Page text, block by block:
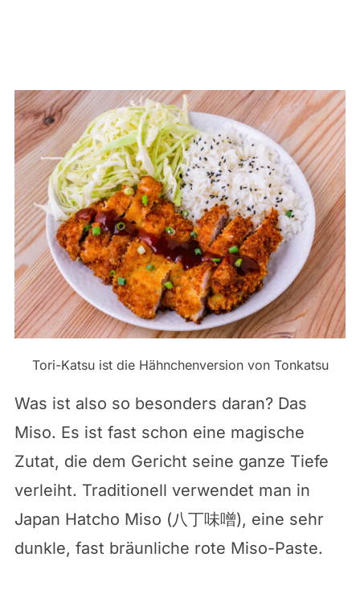
Tori-Katsu ist die Hähnchenversion von Tonkatsu
Was ist also so besonders daran? Das
Miso. Es ist fast schon eine magische
Zutat, die dem Gericht seine ganze Tiefe
verleiht. Traditionell verwendet man in
Japan Hatcho Miso (八丁味噌), eine sehr
dunkle, fast bräunliche rote Miso-Paste.